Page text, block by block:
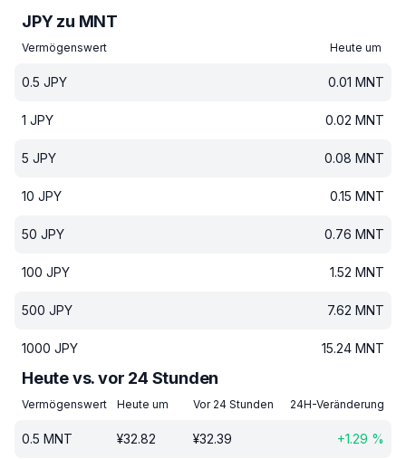
JPY zu MNT
Vermögenswert Heute um
0.5 JPY 0.01 MNT
1 JPY 0.02 MNT
5 JPY 0.08 MNT
10 JPY 0.15 MNT
50 JPY 0.76 MNT
100 JPY 1.52 MNT
500 JPY 7.62 MNT
1000 JPY 15.24 MNT
Heute vs. vor 24 Stunden
Vermögenswert Heute um Vor 24 Stunden 24H-Veränderung
0.5 MNT ¥32.82 ¥32.39 +1.29 %